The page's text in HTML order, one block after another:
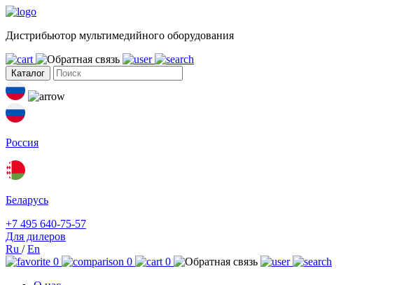
Дистрибьютор мультимедийного оборудования
Каталог
Россия
Беларусь
+7 495 640-75-57
Для дилеров
Ru /En
0
0
0